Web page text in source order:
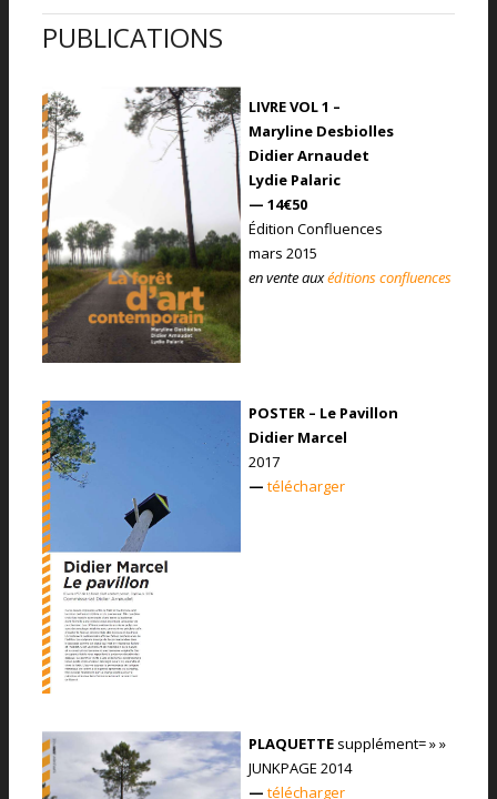
PUBLICATIONS
LIVRE VOL 1 –
Maryline Desbiolles
Didier Arnaudet
Lydie Palaric
— 14€50
Édition Confluences
mars 2015
en vente auxéditions confluences
POSTER – Le Pavillon
Didier Marcel
2017
— télécharger
PLAQUETTEsupplément= » »
JUNKPAGE 2014
— télécharger